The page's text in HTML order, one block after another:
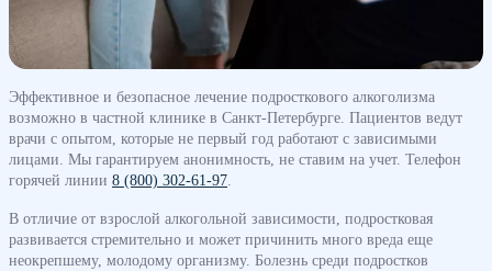
Эффективное и безопасное лечение подросткового алкоголизма
возможно в частной клинике в Санкт-Петербурге. Пациентов ведут
врачи с опытом, которые не первый год работают с зависимыми
лицами. Мы гарантируем анонимность, не ставим на учет. Телефон
горячей линии 8 (800) 302-61-97.
В отличие от взрослой алкогольной зависимости, подростковая
развивается стремительно и может причинить много вреда еще
неокрепшему, молодому организму. Болезнь среди подростков